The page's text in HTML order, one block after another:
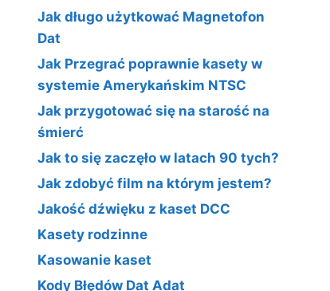
Jak długo użytkować Magnetofon
Dat
Jak Przegrać poprawnie kasety w
systemie Amerykańskim NTSC
Jak przygotować się na starość na
śmierć
Jak to się zaczęło w latach 90 tych?
Jak zdobyć film na którym jestem?
Jakość dźwięku z kaset DCC
Kasety rodzinne
Kasowanie kaset
Kody Błędów Dat Adat